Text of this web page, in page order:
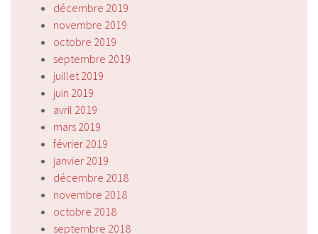
décembre 2019
novembre 2019
octobre 2019
septembre 2019
juillet 2019
juin 2019
avril 2019
mars 2019
février 2019
janvier 2019
décembre 2018
novembre 2018
octobre 2018
septembre 2018